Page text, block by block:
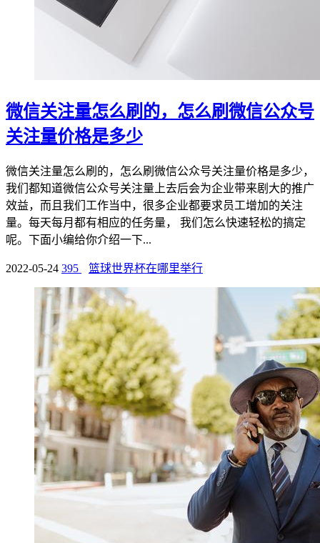
微信关注量怎么刷的，怎么刷微信公众号
关注量价格是多少
微信关注量怎么刷的，怎么刷微信公众号关注量价格是多少，
我们都知道微信公众号关注量上去后会为企业带来剧大的推广
效益，而且我们工作当中，很多企业都要求员工增加的关注
量。每天每月都有相应的任务量， 我们怎么快速轻松的搞定
呢。下面小编给你介绍一下...
2022-05-24 395 篮球世界杯在哪里举行